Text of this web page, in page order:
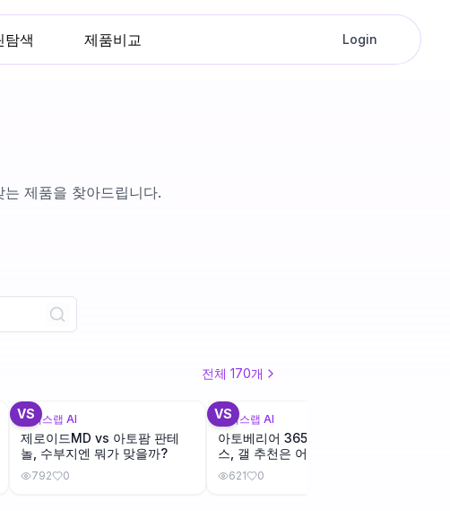
탐색 제품비교 Login
제품을 찾아드립니다.
전체 170개
VS
뷰틱스랩 AI
제로이드MD vs 아토팜 판테
놀, 수부지엔 뭐가 맞을까?
792 0
VS
뷰틱스랩 AI
아토베리어 365크림 vs 플러
스, 갤 추천은 어느 쪽?
621 0